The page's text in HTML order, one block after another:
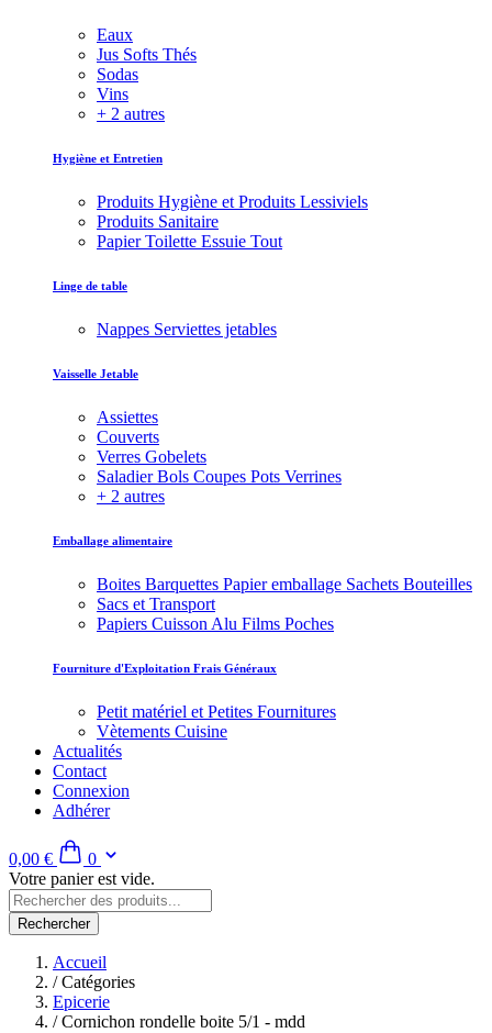
Eaux
Jus Softs Thés
Sodas
Vins
+ 2 autres
Hygiène et Entretien
Produits Hygiène et Produits Lessiviels
Produits Sanitaire
Papier Toilette Essuie Tout
Linge de table
Nappes Serviettes jetables
Vaisselle Jetable
Assiettes
Couverts
Verres Gobelets
Saladier Bols Coupes Pots Verrines
+ 2 autres
Emballage alimentaire
Boites Barquettes Papier emballage Sachets Bouteilles
Sacs et Transport
Papiers Cuisson Alu Films Poches
Fourniture d'Exploitation Frais Généraux
Petit matériel et Petites Fournitures
Vètements Cuisine
Actualités
Contact
Connexion
Adhérer
0,00 €
0
Votre panier est vide.
Rechercher
Accueil
/Catégories
Epicerie
/Cornichon rondelle boite 5/1 - mdd